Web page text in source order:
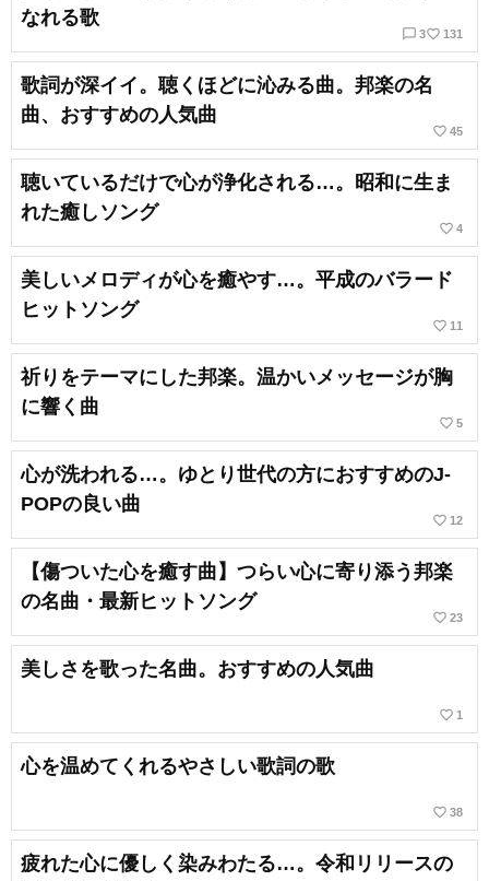
なれる歌
chat_bubble_outline 3favorite_border 131
歌詞が深イイ。聴くほどに沁みる曲。邦楽の名
曲、おすすめの人気曲
favorite_border 45
聴いているだけで心が浄化される…。昭和に生ま
れた癒しソング
favorite_border 4
美しいメロディが心を癒やす…。平成のバラード
ヒットソング
favorite_border 11
祈りをテーマにした邦楽。温かいメッセージが胸
に響く曲
favorite_border 5
心が洗われる…。ゆとり世代の方におすすめのJ-
POPの良い曲
favorite_border 12
【傷ついた心を癒す曲】つらい心に寄り添う邦楽
の名曲・最新ヒットソング
favorite_border 23
美しさを歌った名曲。おすすめの人気曲
favorite_border 1
心を温めてくれるやさしい歌詞の歌
favorite_border 38
疲れた心に優しく染みわたる…。令和リリースの